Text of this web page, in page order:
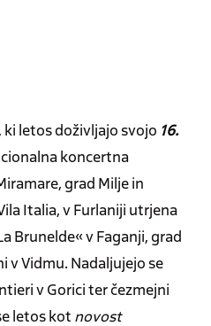
letos doživljajo svojo 16.
koncertna
grad Milje in
Italia, v Furlaniji utrjena
Brunelde« v Faganji, grad
v Vidmu. Nadaljujejo se
v Gorici ter čezmejni
letos kot novost